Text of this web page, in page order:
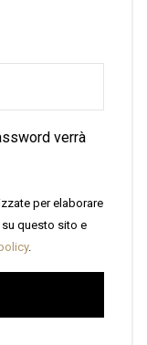
verrà
per elaborare
questo sito e
.